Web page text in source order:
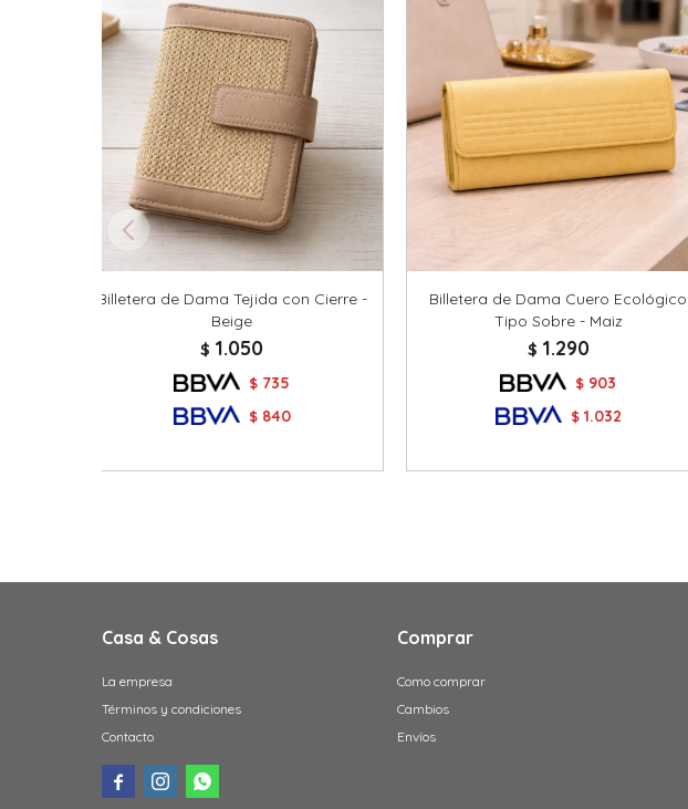
Billetera de Dama Tejida con Cierre -
Beige
$ 1.050
$ 735
$ 840
Billetera de Dama Cuero Ecológico
Tipo Sobre - Maiz
$ 1.290
$ 903
$ 1.032
Casa & Cosas
La empresa
Términos y condiciones
Contacto
  
Comprar
Como comprar
Cambios
Envíos